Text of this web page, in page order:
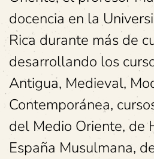
docencia en la
Rica durante más de
desarrollando los
Antigua, Medieval,
Contemporánea,
del Medio Oriente, de
España Musulmana,